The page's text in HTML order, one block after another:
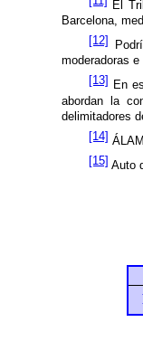
El
Barcelona,
[12]
moderadoras
[13] En
abordan la
delimitadores
[14]
[15] Auto